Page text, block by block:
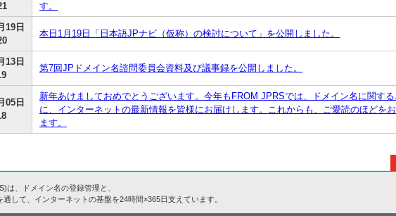
す。
19日
本日1月19日「日本語JPナビ（仮称）の検討について」を公開しました。
13日
第7回JPドメイン名諮問委員会資料及び議事録を公開しました。
05日
新年あけましておめでとうございます。今年もFROM JPRSでは、ドメイン名に関す
に、インターネットの最新情報を皆様にお届けします。これからも、ご愛読のほどを
ます。
は、ドメイン名の登録管理と、
して、インターネットの基盤を24時間×365日支えています。